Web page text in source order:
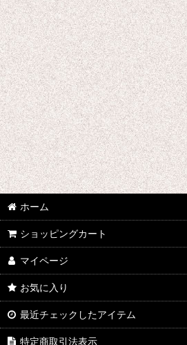
あ行 コスプレ衣装 (全商品)
ウマ娘プリティーダービー
あんさんぶるスターズ
IdentityV
アズールレーン
王様ランキング
イケメン革命 アリスと恋の魔法
イケメンヴァンパイア
A3!(エースリー)
俺を好きなのはお前だけかよ
ホーム
ショッピングカート
マイページ
お気に入り
最近チェックしたアイテム
特定商取引法表示